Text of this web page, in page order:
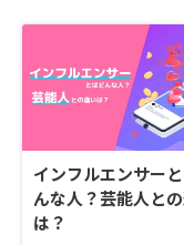
インフルエンサー
んな人？芸能人と
は？